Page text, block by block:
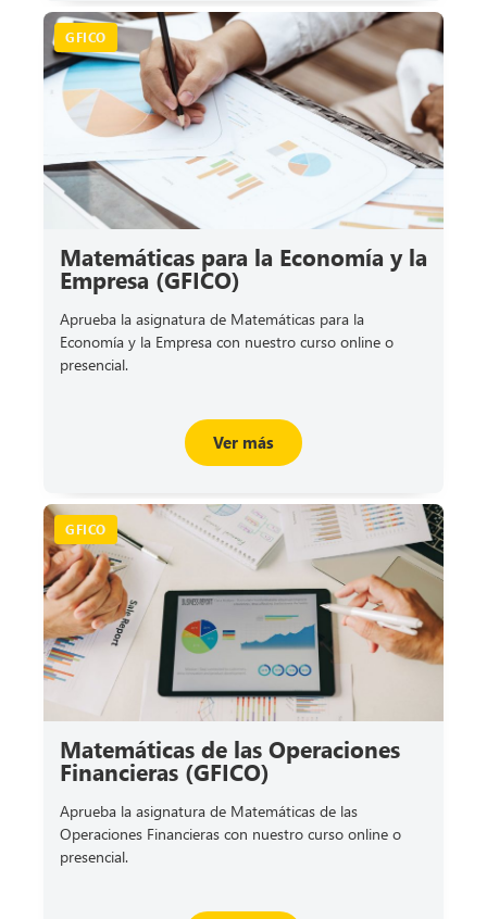
GFICO
Matemáticas para la Economía y la
Empresa (GFICO)
Aprueba la asignatura de Matemáticas para la
Economía y la Empresa con nuestro curso online o
presencial.
Ver más
GFICO
Matemáticas de las Operaciones
Financieras (GFICO)
Aprueba la asignatura de Matemáticas de las
Operaciones Financieras con nuestro curso online o
presencial.